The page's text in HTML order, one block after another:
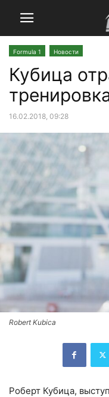
Formula 1 Новости
Кубица
16.02.2018, 09:28
Robert Kubica
Роберт Кубица,